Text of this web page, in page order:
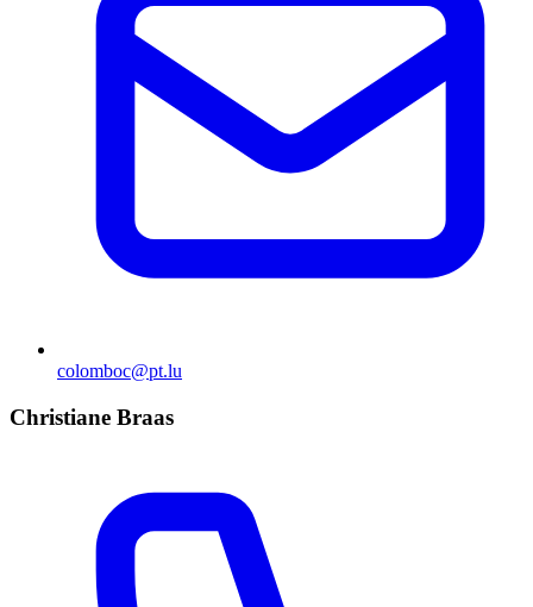
colomboc@pt.lu
Christiane Braas